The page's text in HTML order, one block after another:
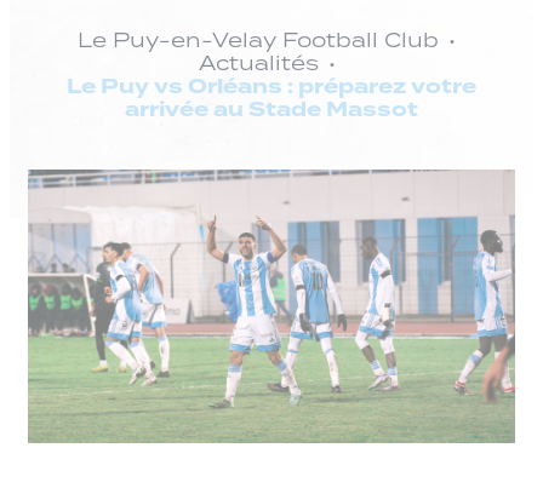
Le Puy-en-Velay Football Club
Actualités
Le Puy vs Orléans : préparez votre
arrivée au Stade Massot